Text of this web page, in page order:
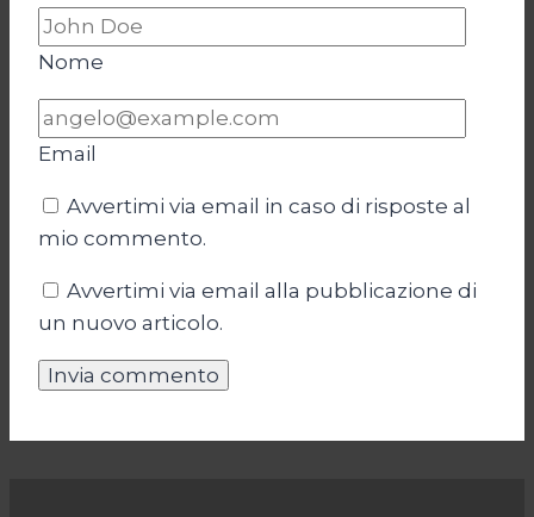
Nome
Email
Avvertimi via email in caso di risposte al
mio commento.
Avvertimi via email alla pubblicazione di
un nuovo articolo.